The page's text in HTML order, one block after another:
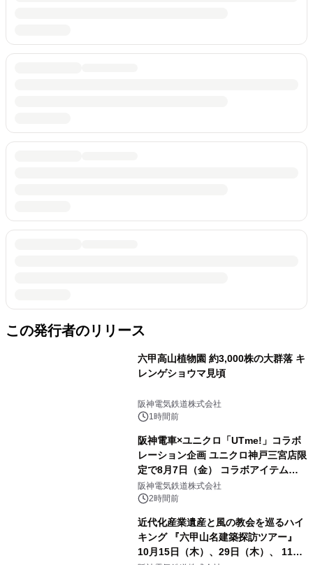
この発行者のリリース
六甲高山植物園 約3,000株の大群落 キ
レンゲショウマ見頃
阪神電気鉄道株式会社
1時間前
阪神電車×ユニクロ「UTme!」コラボ
レーション企画 ユニクロ神戸三宮店限
定で8月7日（金） コラボアイテムが
発売決定！
阪神電気鉄道株式会社
2時間前
近代化産業遺産と風の教会を巡るハイ
キング 『六甲山名建築探訪ツアー』
10月15日（木）、29日（木）、 11月